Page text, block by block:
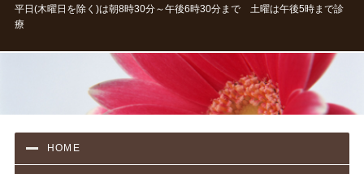
平日(木曜日を除く)は朝8時30分～午後6時30分まで 土曜は午後5時まで診
療
HOME